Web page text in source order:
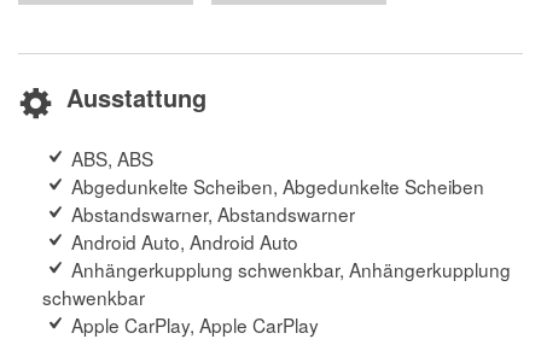
Ausstattung
ABS, ABS
Abgedunkelte Scheiben, Abgedunkelte Scheiben
Abstandswarner, Abstandswarner
Android Auto, Android Auto
Anhängerkupplung schwenkbar, Anhängerkupplung
schwenkbar
Apple CarPlay, Apple CarPlay